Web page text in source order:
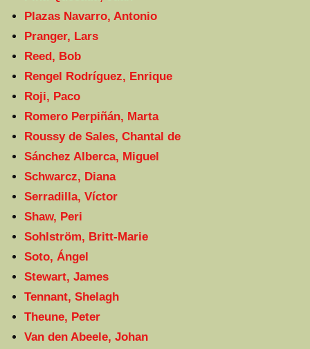
Plazas Navarro, Antonio
Pranger, Lars
Reed, Bob
Rengel Rodríguez, Enrique
Roji, Paco
Romero Perpiñán, Marta
Roussy de Sales, Chantal de
Sánchez Alberca, Miguel
Schwarcz, Diana
Serradilla, Víctor
Shaw, Peri
Sohlström, Britt-Marie
Soto, Ángel
Stewart, James
Tennant, Shelagh
Theune, Peter
Van den Abeele, Johan